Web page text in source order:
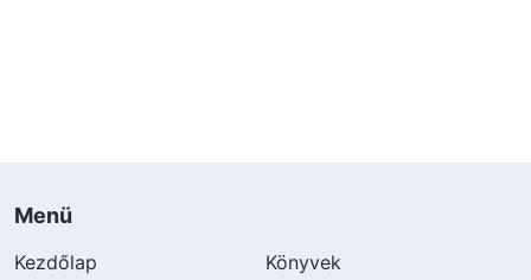
Menü
Kezdőlap
Könyvek